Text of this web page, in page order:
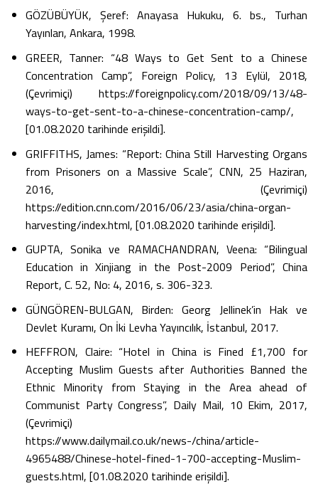
GÖZÜBÜYÜK, Şeref: Anayasa Hukuku, 6. bs., Turhan
Yayınları, Ankara, 1998.
GREER, Tanner: “48 Ways to Get Sent to a Chinese
Concentration Camp”, Foreign Policy, 13 Eylül, 2018,
(Çevrimiçi) https://foreignpolicy.com/2018/09/13/48-
ways-to-get-sent-to-a-chinese-concentration-camp/,
[01.08.2020 tarihinde erişildi].
GRIFFITHS, James: “Report: China Still Harvesting Organs
from Prisoners on a Massive Scale”, CNN, 25 Haziran,
2016, (Çevrimiçi)
https://edition.cnn.com/2016/06/23/asia/china-organ-
harvesting/index.html, [01.08.2020 tarihinde erişildi].
GUPTA, Sonika ve RAMACHANDRAN, Veena: “Bilingual
Education in Xinjiang in the Post-2009 Period”, China
Report, C. 52, No: 4, 2016, s. 306-323.
GÜNGÖREN-BULGAN, Birden: Georg Jellinek’in Hak ve
Devlet Kuramı, On İki Levha Yayıncılık, İstanbul, 2017.
HEFFRON, Claire: “Hotel in China is Fined £1,700 for
Accepting Muslim Guests after Authorities Banned the
Ethnic Minority from Staying in the Area ahead of
Communist Party Congress”, Daily Mail, 10 Ekim, 2017,
(Çevrimiçi)
https://www.dailymail.co.uk/news-/china/article-
4965488/Chinese-hotel-fined-1-700-accepting-Muslim-
guests.html, [01.08.2020 tarihinde erişildi].